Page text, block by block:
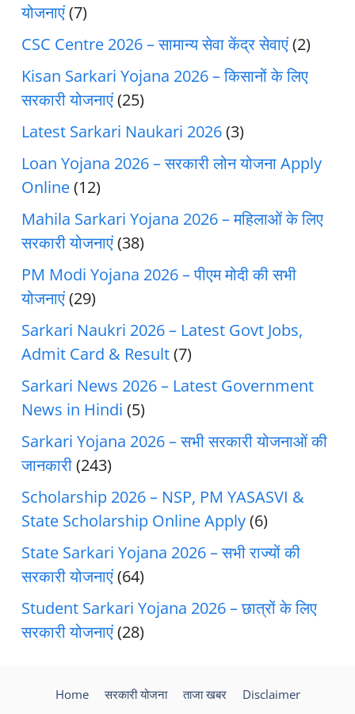
योजनाएं(7)
CSC Centre 2026 – सामान्य सेवा केंद्र सेवाएं(2)
Kisan Sarkari Yojana 2026 – किसानों के लिए
सरकारी योजनाएं(25)
Latest Sarkari Naukari 2026(3)
Loan Yojana 2026 – सरकारी लोन योजना Apply
Online(12)
Mahila Sarkari Yojana 2026 – महिलाओं के लिए
सरकारी योजनाएं(38)
PM Modi Yojana 2026 – पीएम मोदी की सभी
योजनाएं(29)
Sarkari Naukri 2026 – Latest Govt Jobs,
Admit Card & Result(7)
Sarkari News 2026 – Latest Government
News in Hindi (5)
Sarkari Yojana 2026 – सभी सरकारी योजनाओं की
जानकारी(243)
Scholarship 2026 – NSP, PM YASASVI &
State Scholarship Online Apply(6)
State Sarkari Yojana 2026 – सभी राज्यों की
सरकारी योजनाएं(64)
Student Sarkari Yojana 2026 – छात्रों के लिए
सरकारी योजनाएं(28)
Home सरकारी योजना ताजा खबर
Disclaimer